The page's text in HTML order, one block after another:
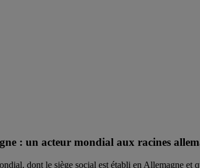
: un acteur mondial aux racines
dont le siège social est établi en Allemagne et